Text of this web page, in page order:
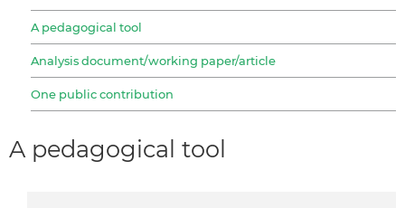
A pedagogical tool
Analysis document/working paper/article
One public contribution
A pedagogical tool